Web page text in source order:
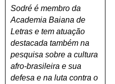
Sodré é membro da
Academia Baiana de
Letras e tem atuação
destacada também na
pesquisa sobre a cultura
afro-brasileira e sua
defesa e na luta contra o